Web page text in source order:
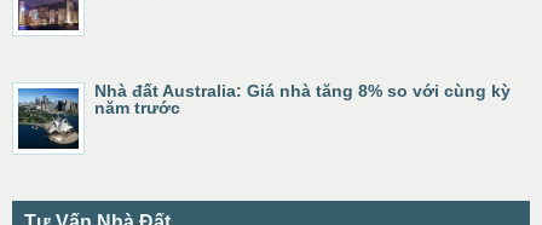
Nhà đất Australia: Giá nhà tăng 8% so với cùng kỳ
năm trước